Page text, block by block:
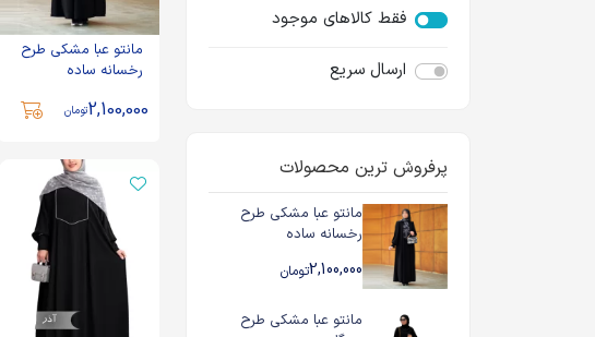
فقط کالاهای موجود
ارسال سریع
پرفروش ترین محصولات
مانتو عبا مشکی طرح
رخسانه ساده
2,100,000تومان
مانتو عبا مشکی طرح
مانتو عبا مشکی
1,960,000تومان
مانتو عبا مشکی
مانتو عبا مشکی طرح
رخسانه ساده
2,100,000تومان